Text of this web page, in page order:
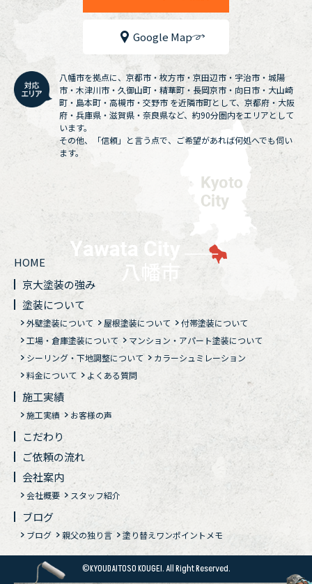
Google Map
八幡市を拠点に、京都市・枚方市・京田辺市・宇治市・城陽
市・木津川市・久御山町・精華町・長岡京市・向日市・大山崎
町・島本町・高槻市・交野市 を近隣市町として、京都府・大阪
府・兵庫県・滋賀県・奈良県など、約90分圏内をエリアとして
います。
その他、「信頼」と言う点で、ご希望があれば何処へでも伺い
ます。
HOME
京大塗装の強み
塗装について
外壁塗装について 屋根塗装について
付帯塗装について
工場・倉庫塗装について
マンション・アパート塗装について
シーリング・下地調整について
カラーシュミレーション
料金について
よくある質問
施工実績
施工実績 お客様の声
こだわり
ご依頼の流れ
会社案内
会社概要 スタッフ紹介
ブログ
ブログ 親父の独り言 塗り替えワンポイントメモ
©KYOUDAITOSO KOUGEI. All Right Reserved.